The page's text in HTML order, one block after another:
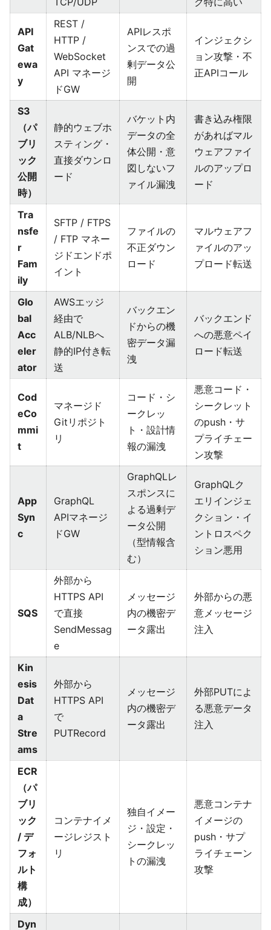
API
Gat
ewa
y
REST /
HTTP /
WebSocket
API マネージ
ドGW
APIレスポ
ンスでの過
剰データ公
開
インジェクシ
ョン攻撃・不
正APIコール
S3
（パ
ブリ
ック
公開
時）
静的ウェブホ
スティング・
直接ダウンロ
ード
バケット内
データの全
体公開・意
図しないフ
ァイル漏洩
書き込み権限
があればマル
ウェアファイ
ルのアップロ
ード
Tra
nsfe
r
Fam
ily
SFTP / FTPS
/ FTP マネー
ジドエンドポ
イント
ファイルの
不正ダウン
ロード
マルウェアフ
ァイルのアッ
プロード転送
Glo
bal
Acc
eler
ator
AWSエッジ
経由で
ALB/NLBへ
静的IP付き転
送
バックエン
ドからの機
密データ漏
洩
バックエンド
への悪意ペイ
ロード転送
Cod
eCo
mmi
t
マネージド
Gitリポジト
リ
コード・シ
ークレッ
ト・設計情
報の漏洩
悪意コード・
シークレット
のpush・サ
プライチェー
ン攻撃
App
Syn
c
GraphQL
APIマネージ
ドGW
GraphQLレ
スポンスに
よる過剰デ
ータ公開
（型情報含
む）
GraphQLク
エリインジェ
クション・イ
ントロスペク
ション悪用
SQS
外部から
HTTPS API
で直接
SendMessag
e
メッセージ
内の機密デ
ータ露出
外部からの悪
意メッセージ
注入
Kin
esis
Dat
a
Stre
ams
外部から
HTTPS API
で
PUTRecord
メッセージ
内の機密デ
ータ露出
外部PUTによ
る悪意データ
注入
ECR
（パ
ブリ
ック
/ デ
フォ
ルト
構
成）
コンテナイメ
ージレジスト
リ
独自イメー
ジ・設定・
シークレッ
トの漏洩
悪意コンテナ
イメージの
push・サプ
ライチェーン
攻撃
Dyn